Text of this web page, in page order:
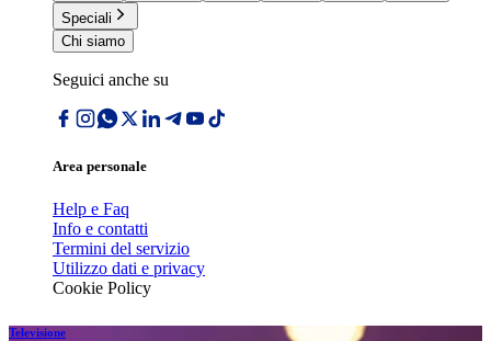
Speciali
Chi siamo
Seguici anche su
Area personale
Help e Faq
Info e contatti
Termini del servizio
Utilizzo dati e privacy
Cookie Policy
Televisione